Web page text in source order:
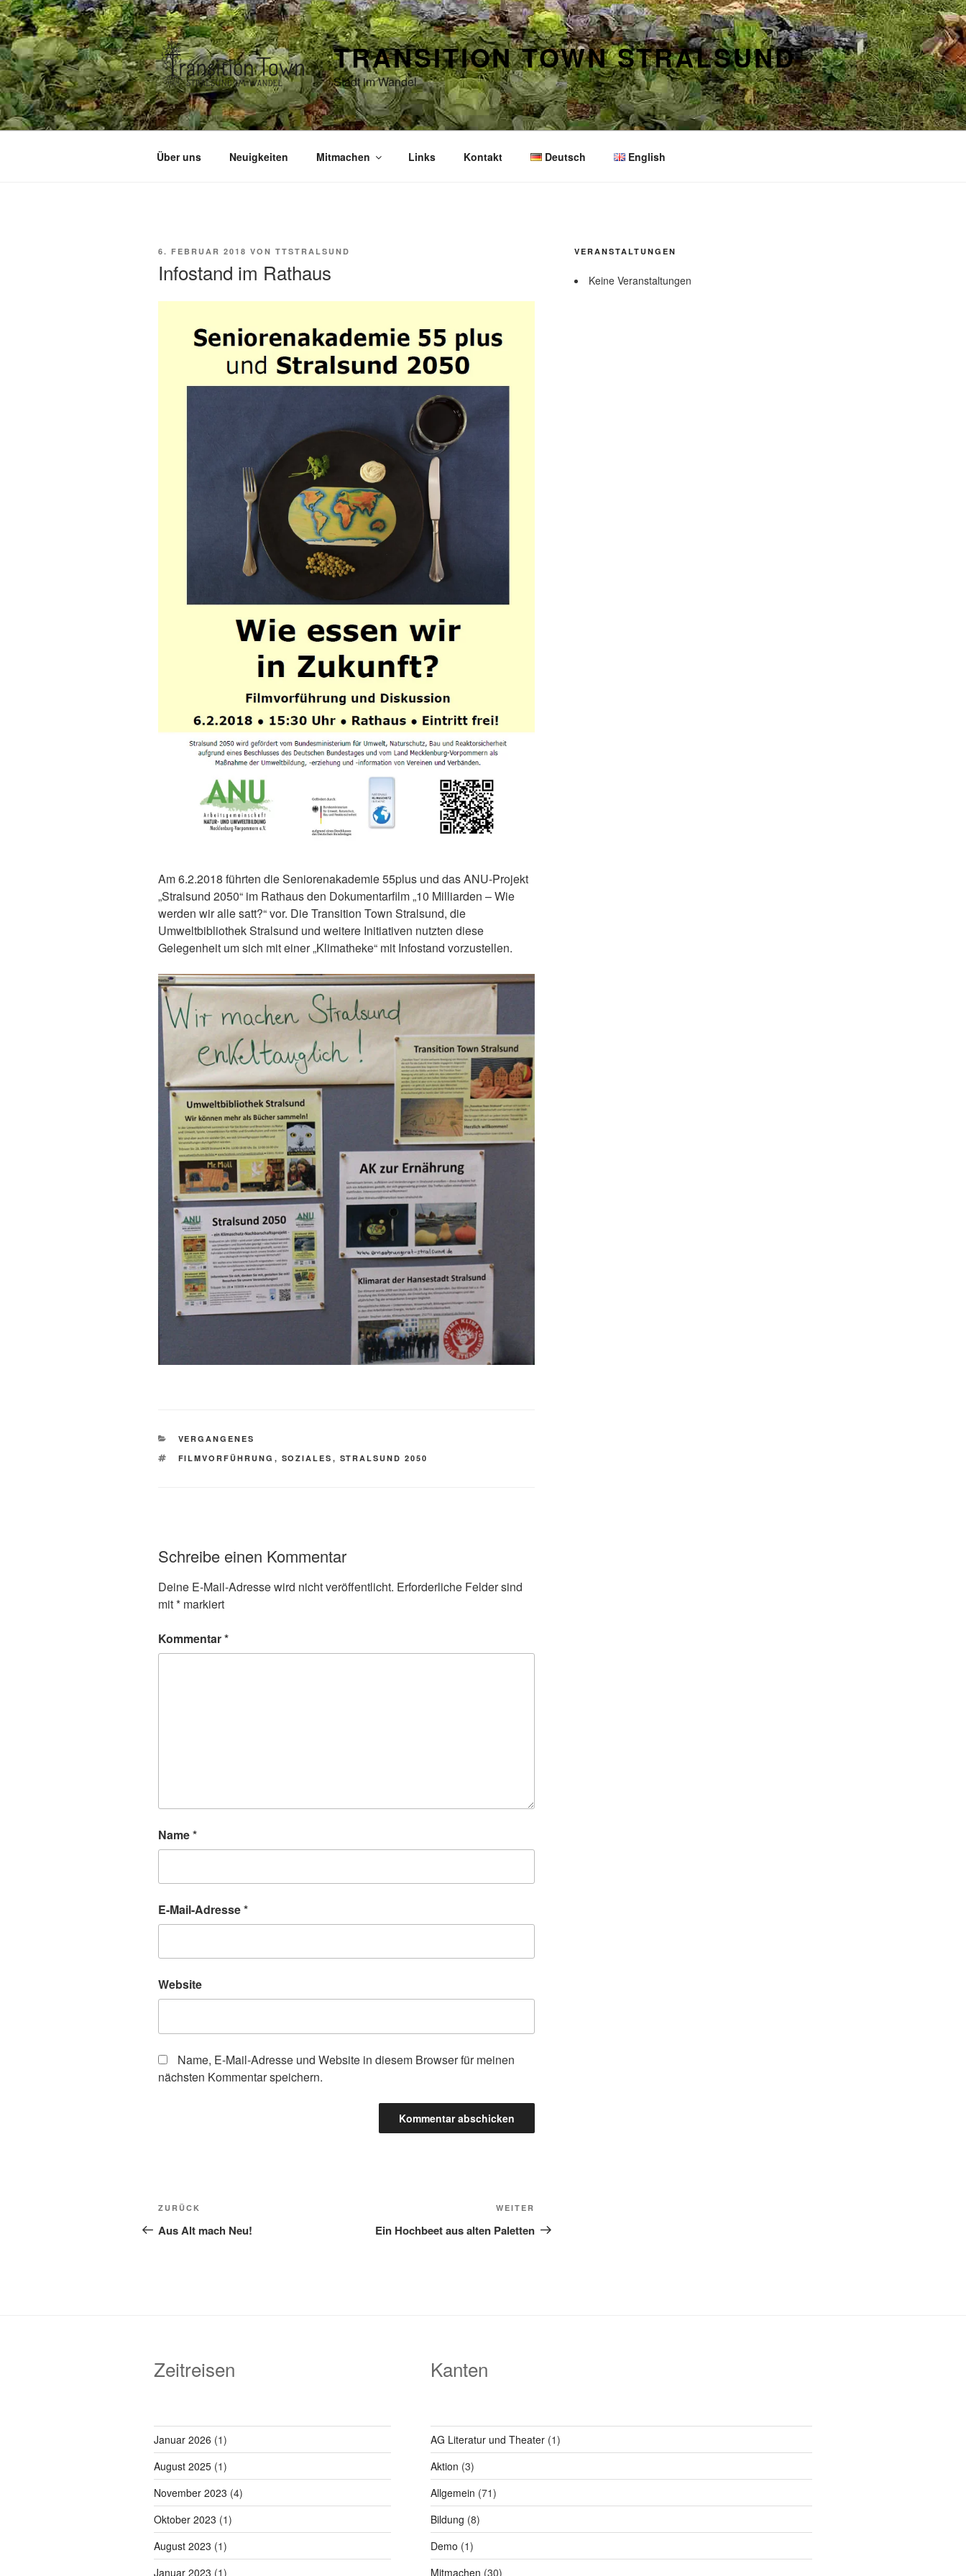
Zum
Inhalt
springen
TRANSITION TOWN STRALSUND
Stadt im Wandel
Über uns Neuigkeiten Mitmachen Links Kontakt Deutsch English
VERÖFFENTLICHT
6. FEBRUAR 2018 VON TTSTRALSUND
Infostand im Rathaus
Am 6.2.2018 führten die Seniorenakademie 55plus und das ANU-Projekt
„Stralsund 2050“ im Rathaus den Dokumentarfilm „10 Milliarden – Wie
werden wir alle satt?“ vor. Die Transition Town Stralsund, die
Umweltbibliothek Stralsund und weitere Initiativen nutzten diese
Gelegenheit um sich mit einer „Klimatheke“ mit Infostand vorzustellen.
KATEGORIEN
VERGANGENES
SCHLAGWÖRTER
FILMVORFÜHRUNG , SOZIALES , STRALSUND 2050
Schreibe einen Kommentar
Deine E-Mail-Adresse wird nicht veröffentlicht. Erforderliche Felder sind
mit* markiert
Kommentar*
Name*
E-Mail-Adresse*
Website
Name, E-Mail-Adresse und Website in diesem Browser für meinen
nächsten Kommentar speichern.
Beitragsnavigation
Vorheriger
Beitrag
ZURÜCK
Aus Alt mach Neu!
Beitrag
WEITER
Ein Hochbeet aus alten Paletten
VERANSTALTUNGEN
Keine Veranstaltungen
Zeitreisen
Januar 2026 (1)
August 2025 (1)
November 2023 (4)
Oktober 2023 (1)
August 2023 (1)
Januar 2023 (1)
Kanten
AG Literatur und Theater(1)
Aktion (3)
Allgemein (71)
Bildung (8)
Demo (1)
Mitmachen (30)